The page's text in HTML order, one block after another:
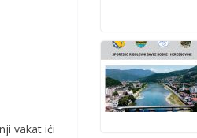
vakat ići